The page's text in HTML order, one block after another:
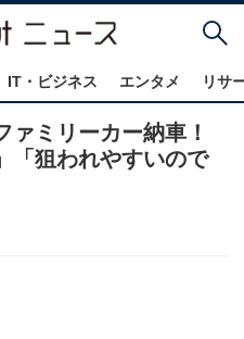
IT・ビジネス エンタメ リサ
ァミリーカー納車！
「狙われやすいので